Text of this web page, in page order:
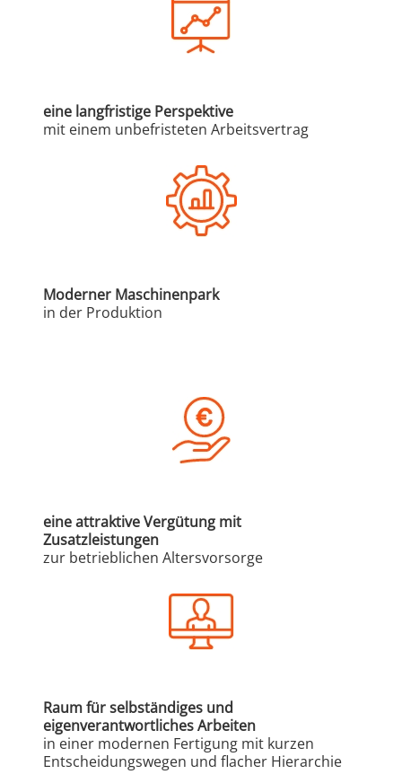
eine langfristige Perspektive
mit einem unbefristeten Arbeitsvertrag
Moderner Maschinenpark
in der Produktion
eine attraktive Vergütung mit
Zusatzleistungen
zur betrieblichen Altersvorsorge
Raum für selbständiges und
eigenverantwortliches Arbeiten
in einer modernen Fertigung mit kurzen
Entscheidungswegen und flacher Hierarchie